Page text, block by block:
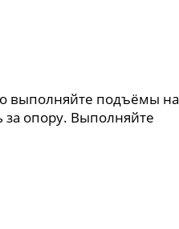
выполняйте подъёмы на
за опору. Выполняйте